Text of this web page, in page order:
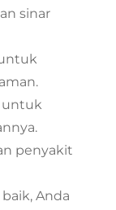
sinar
untuk
penyakit
Anda